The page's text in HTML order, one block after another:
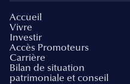
Accueil
Vivre
Investir
Accès Promoteurs
Carrière
Bilan de situation
patrimoniale et conseil